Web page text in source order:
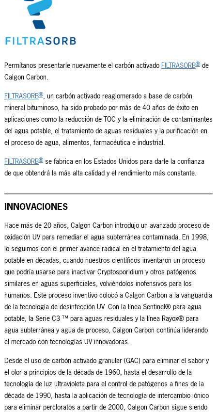
Permítanos presentarle nuevamente el carbón activado FILTRASORB®de
Calgon Carbon.
FILTRASORB®, un carbón activado reaglomerado a base de carbón
mineral bituminoso, ha sido probado por más de 40 años de éxito en
aplicaciones como la reducción de TOC y la eliminación de contaminantes
del agua potable, el tratamiento de aguas residuales y la purificación en
el proceso de agua, alimentos, farmacéutica e industrial.
FILTRASORB®se fabrica en los Estados Unidos para darle la confianza
de que obtendrá la más alta calidad y el rendimiento más constante.
INNOVACIONES
Hace más de 20 años, Calgon Carbon introdujo un avanzado proceso de
oxidación UV para remediar el agua subterránea contaminada. En 1998,
lo seguimos con el primer avance radical en el tratamiento del agua
potable en décadas, cuando nuestros científicos inventaron un proceso
que podría usarse para inactivar Cryptosporidium y otros patógenos
similares en aguas superficiales, volviéndolos inofensivos para los
humanos. Este proceso inventivo colocó a Calgon Carbon a la vanguardia
de la tecnología de desinfección UV. Con la línea Sentinel® para agua
potable, la Serie C3 ™ para aguas residuales y la línea Rayox® para
agua subterránea y agua de proceso, Calgon Carbon continúa liderando
el mercado con tecnologías UV innovadoras.
Desde el uso de carbón activado granular (GAC) para eliminar el sabor y
el olor a principios de la década de 1960, hasta el desarrollo de la
tecnología de luz ultravioleta para el control de patógenos a fines de la
década de 1990, hasta la aplicación de tecnología de intercambio iónico
para eliminar percloratos a partir de 2000, Calgon Carbon sigue siendo